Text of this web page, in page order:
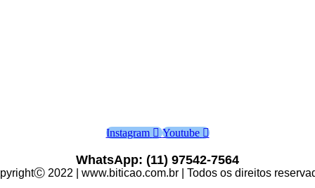
Instagram Youtube
WhatsApp: (11) 97542-7564
2022 | www.biticao.com.br | Todos os direitos